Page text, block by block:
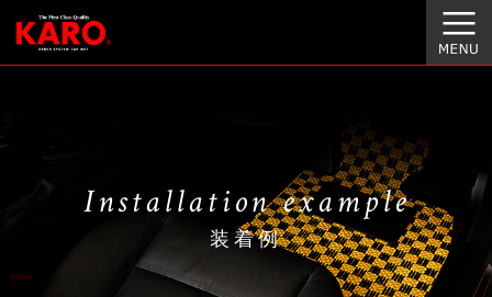
Installation example
装着例